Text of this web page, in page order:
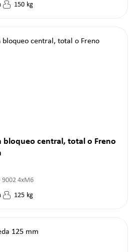
150 kg
bloqueo central, total o Freno
9002 4xM6
125 kg